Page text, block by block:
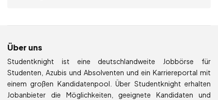
Über uns
Studentknight ist eine deutschlandweite Jobbörse für
Studenten, Azubis und Absolventen und ein Karriereportal mit
einem großen Kandidatenpool. Über Studentknight erhalten
Jobanbieter die Möglichkeiten, geeignete Kandidaten und